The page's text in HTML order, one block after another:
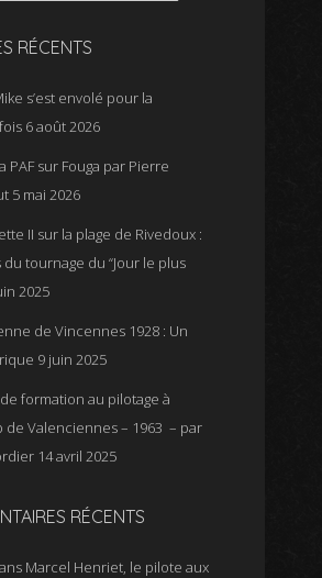
RÉCENTS
s’est envolé pour la
6 août 2026
PAF sur Fouga par Pierre
5 mai 2026
II sur la plage de Rivedoux :
tournage du “Jour le plus
2025
de Vincennes 1928 : Un
9 juin 2025
formation au pilotage à
de Valenciennes – 1963 – par
14 avril 2025
RÉCENTS
Marcel Henriet, le pilote aux